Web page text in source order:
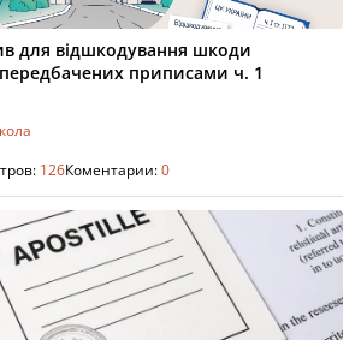
для відшкодування шкоди
передбачених приписами ч. 1
126Коментарии:0